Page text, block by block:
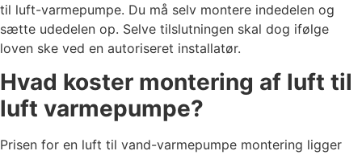
til luft-varmepumpe. Du må selv montere indedelen og
sætte udedelen op. Selve tilslutningen skal dog ifølge
loven ske ved en autoriseret installatør.
Hvad koster montering af luft til
luft varmepumpe?
Prisen for en luft til vand-varmepumpe montering ligger